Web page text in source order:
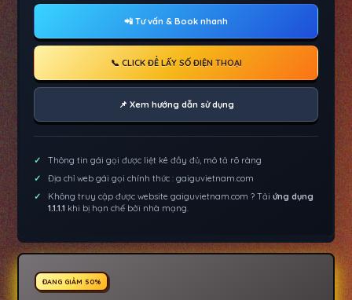
📲 Tư vấn & Book nhanh
📞 CLICK ĐỂ LẤY SỐ ĐIỆN THOẠI
📌 Xem hướng dẫn sử dụng
Thông tin gái gọi được liệt kê đầy đủ, mô tả rõ ràng
Địa chỉ web gái gọi chính thức : gaiguvietnam.com
Không truy cập được website gaiguvietnam.com ? Tảiứng dụng
1.1.1.1 khi bị hạn chế bởi nhà mạng.
ĐANG GIẢM 50%